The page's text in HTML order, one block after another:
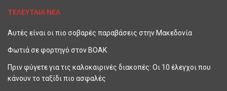
ΤΕΛΕΥΤΑΙΑ ΝΕΑ
Αυτές είναι οι πιο σοβαρές παραβάσεις στην Μακεδονία
Φωτιά σε φορτηγό στον ΒΟΑΚ
Πριν φύγετε για τις καλοκαιρινές διακοπές: Οι 10 έλεγχοι που
κάνουν το ταξίδι πιο ασφαλές